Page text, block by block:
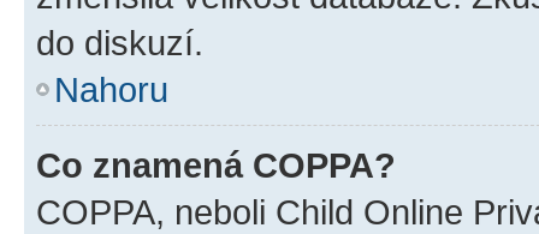
do diskuzí.
Nahoru
Co znamená COPPA?
COPPA, neboli Child Online